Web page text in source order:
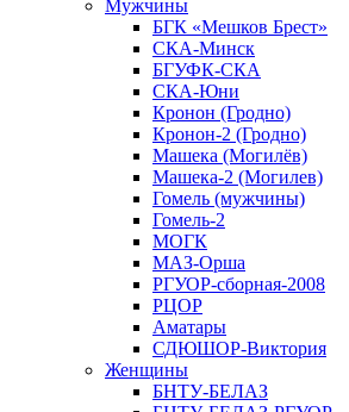
Мужчины
БГК «Мешков Брест»
СКА-Минск
БГУФК-СКА
СКА-Юни
Кронон (Гродно)
Кронон-2 (Гродно)
Машека (Могилёв)
Машека-2 (Могилев)
Гомель (мужчины)
Гомель-2
МОГК
МАЗ-Орша
РГУОР-сборная-2008
РЦОР
Аматары
СДЮШОР-Виктория
Женщины
БНТУ-БЕЛАЗ